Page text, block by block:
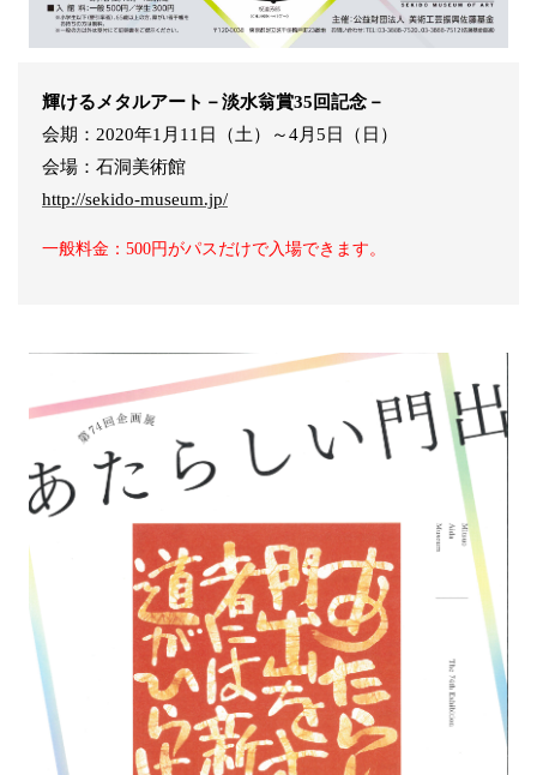
輝けるメタルアート－淡水翁賞35回記念－
会期：2020年1月11日（土）～4月5日（日）
会場：石洞美術館
http://sekido-museum.jp/
一般料金：500円がパスだけで入場できます。